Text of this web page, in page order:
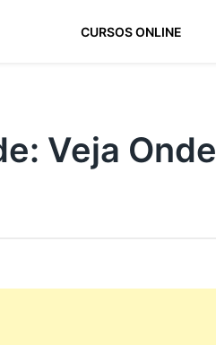
CURSOS ONLINE
Veja Onde